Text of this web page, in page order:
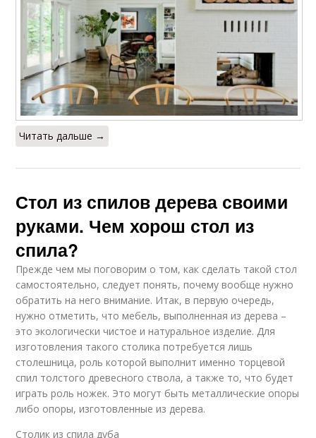
Читать дальше →
Стол из спилов дерева своими
руками. Чем хорош стол из
спила?
Прежде чем мы поговорим о том, как сделать такой стол
самостоятельно, следует понять, почему вообще нужно
обратить на него внимание. Итак, в первую очередь,
нужно отметить, что мебель, выполненная из дерева –
это экологически чистое и натуральное изделие. Для
изготовления такого столика потребуется лишь
столешница, роль которой выполнит именно торцевой
спил толстого древесного ствола, а также то, что будет
играть роль ножек. Это могут быть металлические опоры
либо опоры, изготовленные из дерева.
Столик из спила дуба